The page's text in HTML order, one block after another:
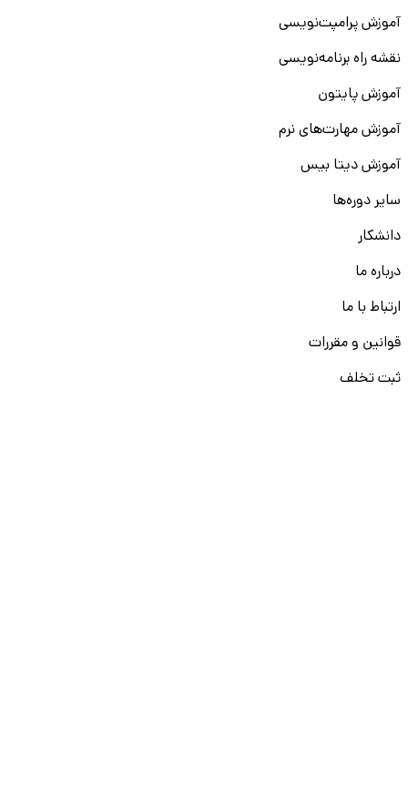
آموزش پرامپت‌نویسی
نقشه راه برنامه‌نویسی
آموزش پایتون
آموزش مهارت‌های نرم
آموزش دیتا بیس
سایر دوره‌ها
دانشکار
درباره ما
ارتباط با ما
قوانین و مقررات
ثبت تخلف